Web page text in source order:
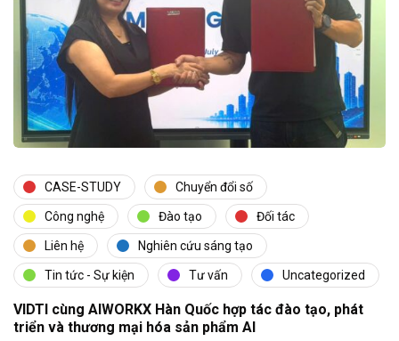
CASE-STUDY Chuyển đổi số
Công nghệ Đào tạo Đối tác
Liên hệ Nghiên cứu sáng tạo
Tin tức - Sự kiện Tư vấn Uncategorized
VIDTI cùng AIWORKX Hàn Quốc hợp tác đào tạo, phát
triển và thương mại hóa sản phẩm AI